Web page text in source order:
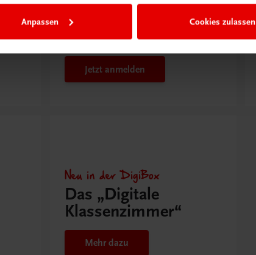
Anpassen Cookies zulassen
Versandkosten
sparen
Jetzt anmelden
Neu in der DigiBox
Das „Digitale
Klassenzimmer“
Mehr dazu